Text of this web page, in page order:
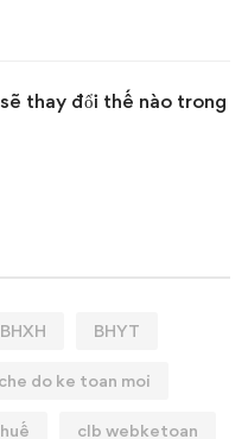
thay đổi thế nào trong
BHXH BHYT
che do ke toan moi
clb webketoan